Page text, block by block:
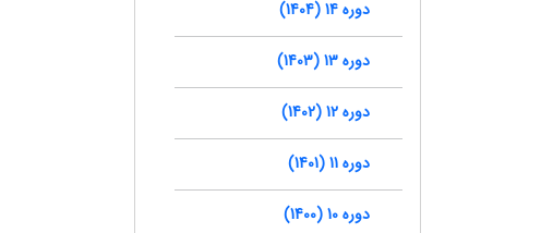
دوره 14 (1404)
دوره 13 (1403)
دوره 12 (1402)
دوره 11 (1401)
دوره 10 (1400)